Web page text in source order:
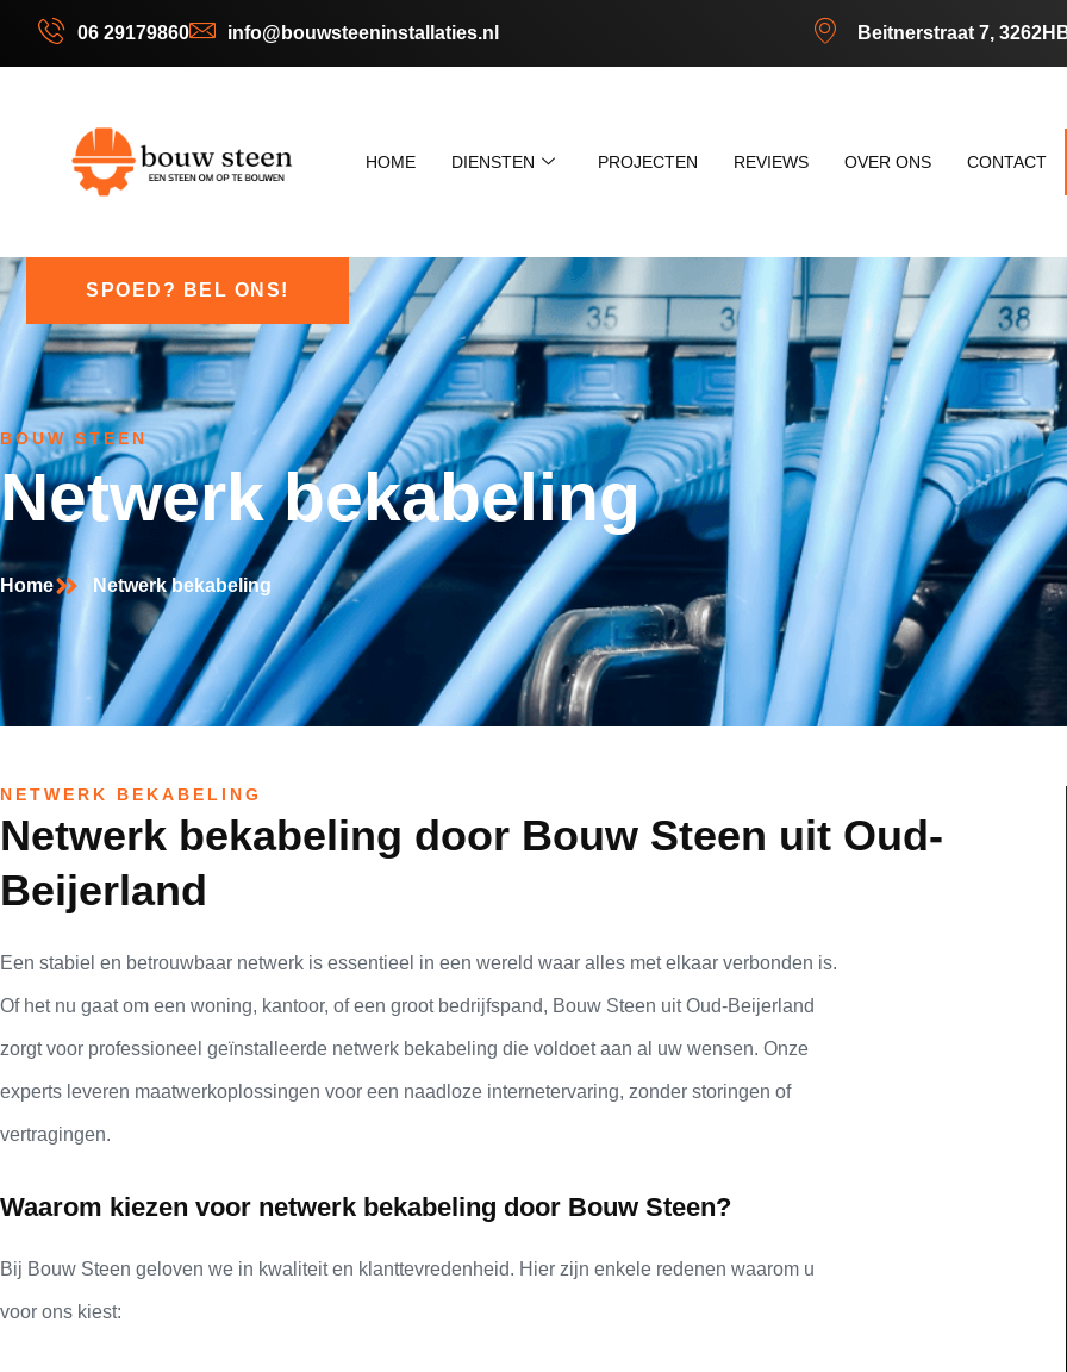
06 29179860 info@bouwsteeninstallaties.nl Beitnerstraat 7,
HOME DIENSTEN PROJECTEN REVIEWS OVER ONS CONTACT
SPOED? BEL ONS!
BOUW STEEN
Netwerk bekabeling
Home Netwerk bekabeling
NETWERK BEKABELING
Netwerk bekabeling door Bouw Steen uit Oud-
Beijerland
Een stabiel en betrouwbaar netwerk is essentieel in een wereld waar alles met elkaar verbonden is.
Of het nu gaat om een woning, kantoor, of een groot bedrijfspand, Bouw Steen uit Oud-Beijerland
zorgt voor professioneel geïnstalleerde netwerk bekabeling die voldoet aan al uw wensen. Onze
experts leveren maatwerkoplossingen voor een naadloze internetervaring, zonder storingen of
vertragingen.
Waarom kiezen voor netwerk bekabeling door Bouw Steen?
Bij Bouw Steen geloven we in kwaliteit en klanttevredenheid. Hier zijn enkele redenen waarom u
voor ons kiest: